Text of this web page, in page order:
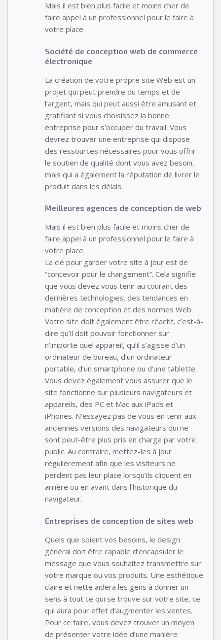
Mais il est bien plus facile et moins cher de
faire appel à un professionnel pour le faire à
votre place.
Société de conception web de commerce
électronique
La création de votre propre site Web est un
projet qui peut prendre du temps et de
l’argent, mais qui peut aussi être amusant et
gratifiant si vous choisissez la bonne
entreprise pour s’occuper du travail. Vous
devrez trouver une entreprise qui dispose
des ressources nécessaires pour vous offrir
le soutien de qualité dont vous avez besoin,
mais qui a également la réputation de livrer le
produit dans les délais.
Meilleures agences de conception de web
Mais il est bien plus facile et moins cher de
faire appel à un professionnel pour le faire à
votre place.
La clé pour garder votre site à jour est de
“concevoir pour le changement”. Cela signifie
que vous devez vous tenir au courant des
dernières technologies, des tendances en
matière de conception et des normes Web.
Votre site doit également être réactif, c’est-à-
dire qu’il doit pouvoir fonctionner sur
n’importe quel appareil, qu’il s’agisse d’un
ordinateur de bureau, d’un ordinateur
portable, d’un smartphone ou d’une tablette.
Vous devez également vous assurer que le
site fonctionne sur plusieurs navigateurs et
appareils, des PC et Mac aux iPads et
iPhones. N’essayez pas de vous en tenir aux
anciennes versions des navigateurs qui ne
sont peut-être plus pris en charge par votre
public. Au contraire, mettez-les à jour
régulièrement afin que les visiteurs ne
perdent pas leur place lorsqu’ils cliquent en
arrière ou en avant dans l’historique du
navigateur.
Entreprises de conception de sites web
Quels que soient vos besoins, le design
général doit être capable d’encapsuler le
message que vous souhaitez transmettre sur
votre marque ou vos produits. Une esthétique
claire et nette aidera les gens à donner un
sens à tout ce qui se trouve sur votre site, ce
qui aura pour effet d’augmenter les ventes.
Pour ce faire, vous devez trouver un moyen
de présenter votre idée d’une manière